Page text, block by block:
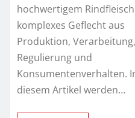
hochwertigem
komplexes Geflecht aus
Produktion, Verarbeitung,
Regulierung und
Konsumentenverhalten.
diesem Artikel werden…